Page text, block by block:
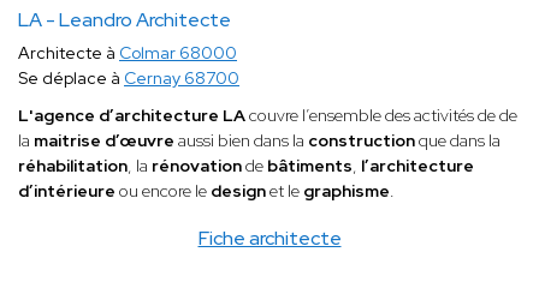
LA - Leandro Architecte
Fiche architecte
Architecte à Colmar 68000
Se déplace à Cernay 68700
L'agence d’architecture LAcouvre l’ensemble des activités de de
la maitrise d’œuvre aussi bien dans la constructionque dans la
réhabilitation, la rénovationde bâtiments, l’architecture
d’intérieure ou encore le designet le graphisme.